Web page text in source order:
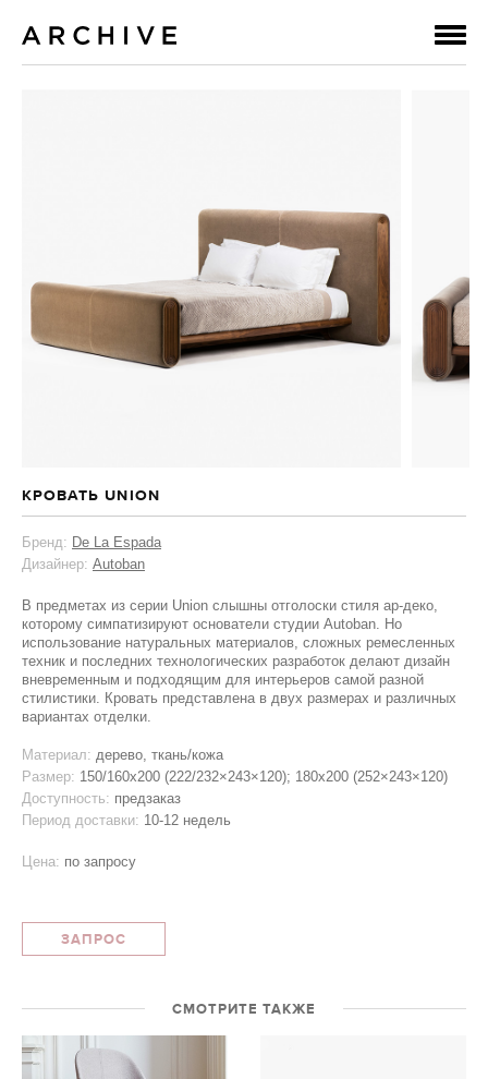
КРОВАТЬ UNION
Бренд: De La Espada
Дизайнер: Autoban
В предметах из серии Union слышны отголоски стиля ар-деко,
которому симпатизируют основатели студии Autoban. Но
использование натуральных материалов, сложных ремесленных
техник и последних технологических разработок делают дизайн
вневременным и подходящим для интерьеров самой разной
стилистики. Кровать представлена в двух размерах и различных
вариантах отделки.
Материал: дерево, ткань/кожа
Размер: 150/160x200 (222/232×243×120); 180x200 (252×243×120)
Доступность: предзаказ
Период доставки: 10-12 недель
Цена: по запросу
ЗАПРОС
СМОТРИТЕ ТАКЖЕ